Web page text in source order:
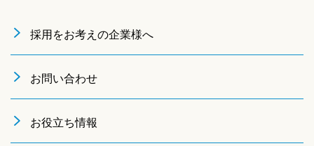
採用をお考えの企業様へ
お問い合わせ
お役立ち情報